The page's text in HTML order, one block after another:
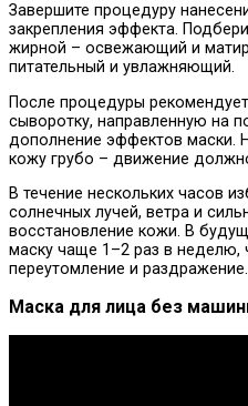
Завершите процедуру
закрепления эффекта.
жирной – освежающий и
питательный и увлажняющий.
После процедуры
сыворотку, направленную на
дополнение эффектов маски.
кожу грубо – движение
В течение нескольких часов
солнечных лучей, ветра и
восстановление кожи. В
маску чаще 1–2 раз в неделю,
переутомление и раздражение.
Маска для лица без